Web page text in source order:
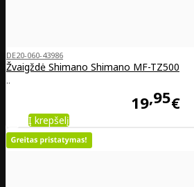
DE20-060-43986
Žvaigždė Shimano Shimano MF-TZ500
..
19 95€
Į krepšelį